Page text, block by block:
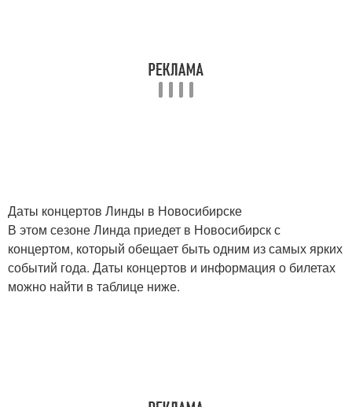
Даты концертов Линды в Новосибирске
В этом сезоне Линда приедет в Новосибирск с
концертом, который обещает быть одним из самых ярких
событий года. Даты концертов и информация о билетах
можно найти в таблице ниже.